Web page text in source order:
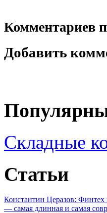
Комментариев
Добавить
Складные
Статьи
Константин Церазов:
— самая длинная и самая